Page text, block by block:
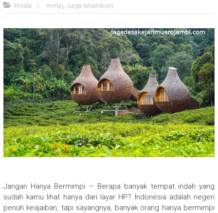
Wisata mimpi, surga tersembuny
Jangan Hanya Bermimpi – Berapa banyak tempat indah yang
sudah kamu lihat hanya dari layar HP? Indonesia adalah negeri
penuh keajaiban, tapi sayangnya, banyak orang hanya bermimpi